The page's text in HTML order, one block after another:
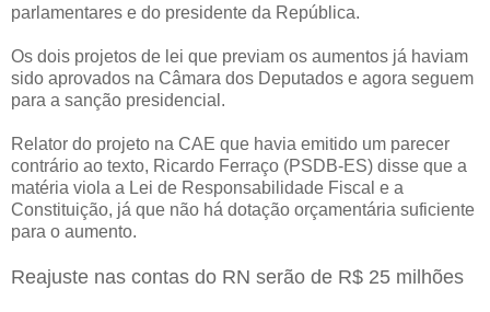
parlamentares e do presidente da República.
Os dois projetos de lei que previam os aumentos já haviam
sido aprovados na Câmara dos Deputados e agora seguem
para a sanção presidencial.
Relator do projeto na CAE que havia emitido um parecer
contrário ao texto, Ricardo Ferraço (PSDB-ES) disse que a
matéria viola a Lei de Responsabilidade Fiscal e a
Constituição, já que não há dotação orçamentária suficiente
para o aumento.
Reajuste nas contas do RN serão de R$ 25 milhões